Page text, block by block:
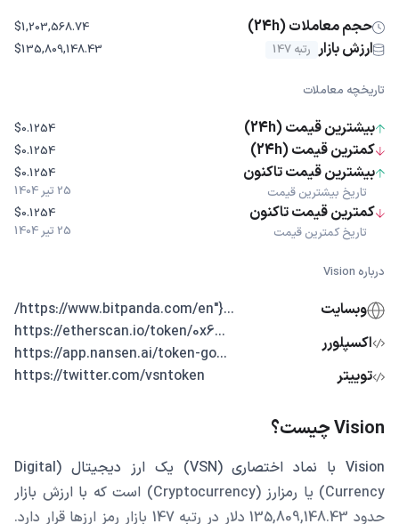
حجم معاملات (24h) $1,203,568.74
ارزش بازار رتبه 147 $135,809,148.43
تاریخچه معاملات
بیشترین قیمت (24h) $0.1254
کمترین قیمت (24h) $0.1254
بیشترین قیمت تاکنون
تاریخ بیشترین قیمت
$0.1254
25 تیر 1404
کمترین قیمت تاکنون
تاریخ کمترین قیمت
$0.1254
25 تیر 1404
درباره Vision
وبسایت
...{"https://www.bitpanda.com/en/
اکسپلورر
...https://etherscan.io/token/0x6
...https://app.nansen.ai/token-go
توییتر
https://twitter.com/vsntoken
Vision چیست؟
Vision با نماد اختصاری (VSN) یک ارز دیجیتال (Digital
Currency) یا رمزارز (Cryptocurrency) است که با ارزش بازار
حدود 135,809,148.43 دلار در رتبه 147 بازار رمز ارزها قرار دارد.